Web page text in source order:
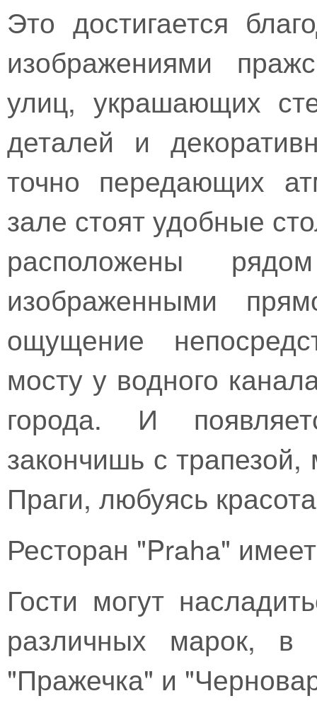
Это достигается
изображениями
улиц, украшающих
деталей и
точно передающих
зале стоят удобные
расположены
изображенными
ощущение
мосту у водного
города. И
закончишь с
Праги, любуясь
Ресторан "Praha"
Гости могут
различных марок,
"Пражечка" и